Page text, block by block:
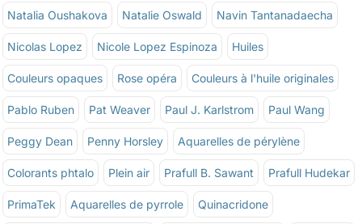
Natalia Oushakova Natalie Oswald Navin Tantanadaecha
Nicolas Lopez Nicole Lopez Espinoza Huiles
Couleurs opaques Rose opéra Couleurs à l'huile originales
Pablo Ruben Pat Weaver Paul J. Karlstrom Paul Wang
Peggy Dean Penny Horsley Aquarelles de pérylène
Colorants phtalo Plein air Prafull B. Sawant Prafull Hudekar
PrimaTek Aquarelles de pyrrole Quinacridone